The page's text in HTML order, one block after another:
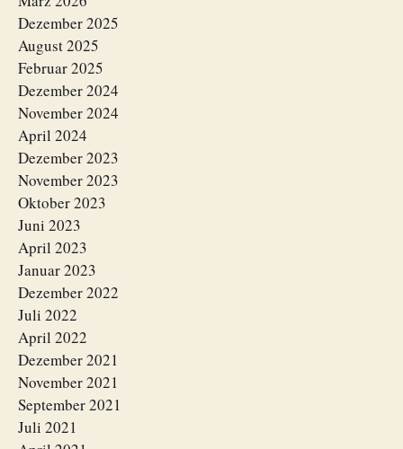
Dezember 2025
August 2025
Februar 2025
Dezember 2024
November 2024
April 2024
Dezember 2023
November 2023
Oktober 2023
Juni 2023
April 2023
Januar 2023
Dezember 2022
Juli 2022
April 2022
Dezember 2021
November 2021
September 2021
Juli 2021